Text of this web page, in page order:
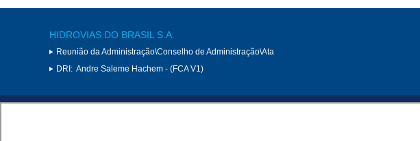
HIDROVIAS DO BRASIL S.A.
Reunião da Administração\Conselho de Administração\Ata
DRI: Andre Saleme Hachem - (FCA V1)